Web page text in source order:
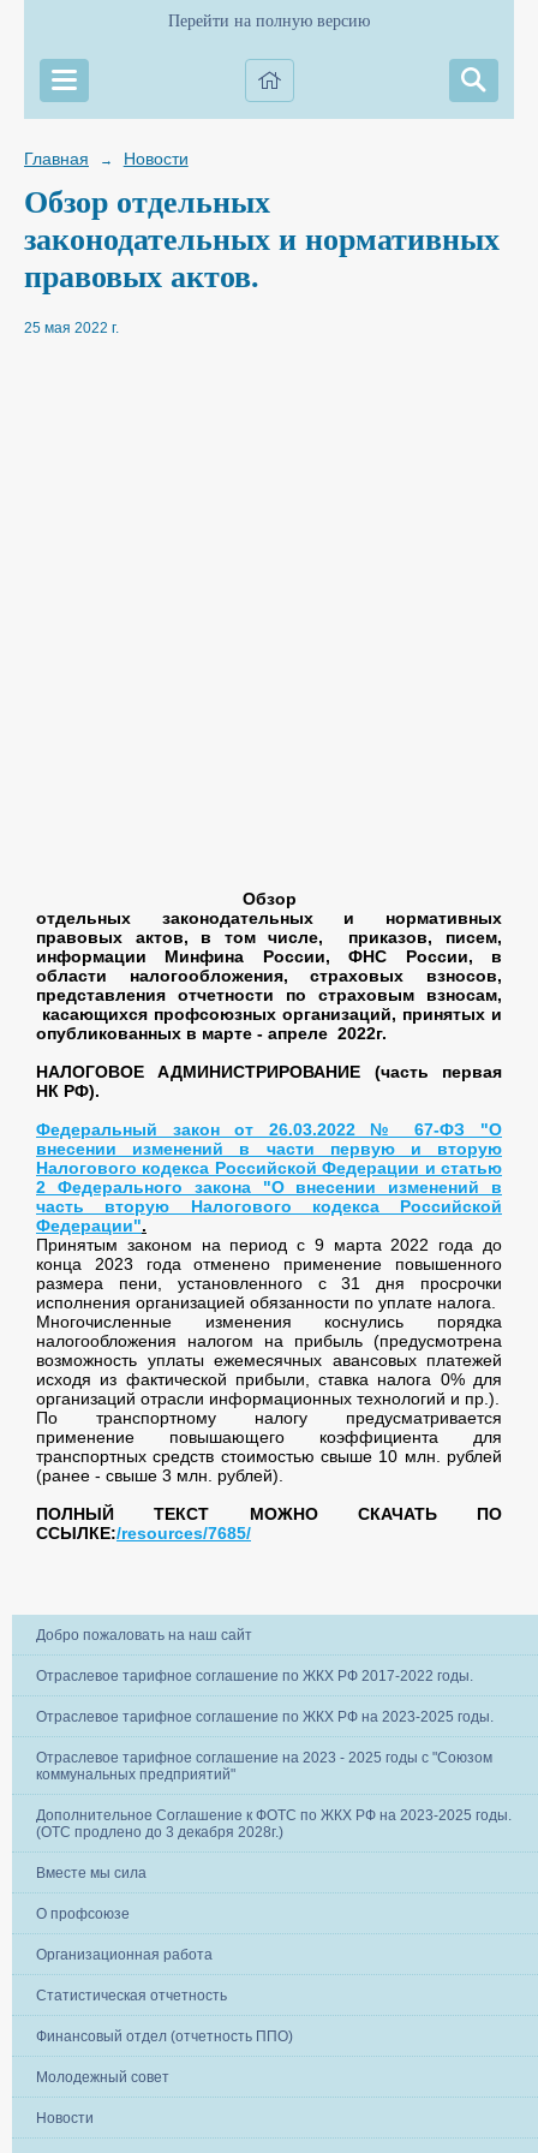
Перейти на полную версию
Главная → Новости
Обзор отдельных
законодательных и нормативных
правовых актов.
25 мая 2022 г.
Обзор
отдельных законодательных и нормативных
правовых актов, в том числе, приказов, писем,
информации Минфина России, ФНС России, в
области налогообложения, страховых взносов,
представления отчетности по страховым взносам,
касающихся профсоюзных организаций, принятых и
опубликованных в марте - апреле 2022г.
НАЛОГОВОЕ АДМИНИСТРИРОВАНИЕ (часть первая
НК РФ).
Федеральный закон от 26.03.2022 № 67-ФЗ "О
внесении изменений в части первую и вторую
Налогового кодекса Российской Федерации и статью
2 Федерального закона "О внесении изменений в
часть вторую Налогового кодекса Российской
Федерации".
Принятым законом на период с 9 марта 2022 года до
конца 2023 года отменено применение повышенного
размера пени, установленного с 31 дня просрочки
исполнения организацией обязанности по уплате налога.
Многочисленные изменения коснулись порядка
налогообложения налогом на прибыль (предусмотрена
возможность уплаты ежемесячных авансовых платежей
исходя из фактической прибыли, ставка налога 0% для
организаций отрасли информационных технологий и пр.).
По транспортному налогу предусматривается
применение повышающего коэффициента для
транспортных средств стоимостью свыше 10 млн. рублей
(ранее - свыше 3 млн. рублей).
ПОЛНЫЙ ТЕКСТ МОЖНО СКАЧАТЬ ПО
ССЫЛКЕ:/resources/7685/
Добро пожаловать на наш сайт
Отраслевое тарифное соглашение по ЖКХ РФ 2017-2022 годы.
Отраслевое тарифное соглашение по ЖКХ РФ на 2023-2025 годы.
Отраслевое тарифное соглашение на 2023 - 2025 годы с "Союзом
коммунальных предприятий"
Дополнительное Соглашение к ФОТС по ЖКХ РФ на 2023-2025 годы.
(ОТС продлено до 3 декабря 2028г.)
Вместе мы сила
О профсоюзе
Организационная работа
Статистическая отчетность
Финансовый отдел (отчетность ППО)
Молодежный совет
Новости